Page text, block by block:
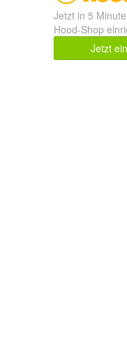
Jetzt in 5
Hood-Shop
Jetzt